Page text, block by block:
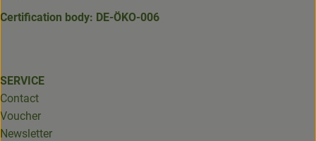
Certification body: DE-ÖKO-006
SERVICE
Contact
Voucher
Newsletter